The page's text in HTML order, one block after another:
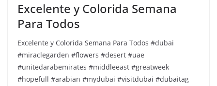
Excelente y Colorida Semana
Para Todos️
Excelente y Colorida Semana Para Todos️ #dubai
#miraclegarden #flowers #desert #uae
#unitedarabemirates #middleeast #greatweek
#hopefull #arabian #mydubai #visitdubai #dubaitag